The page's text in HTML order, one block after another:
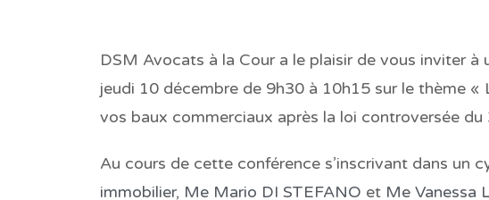
DSM Avocats à la Cour a le plaisir de vous inviter
jeudi 10 décembre de 9h30 à 10h15 sur le thème «
vos baux commerciaux après la loi controversée
Au cours de cette conférence s’inscrivant dans un
immobilier, Me Mario DI STEFANO et Me Vanessa